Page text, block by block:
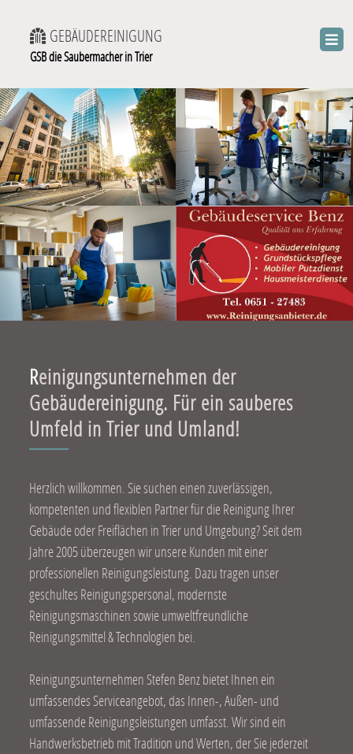
GEBÄUDEREINIGUNG
GSB die Saubermacher in Trier
Reinigungsunternehmen der
Gebäudereinigung. Für ein sauberes
Umfeld in Trier und Umland!
Herzlich willkommen. Sie suchen einen zuverlässigen,
kompetenten und flexiblen Partner für die Reinigung Ihrer
Gebäude oder Freiflächen in Trier und Umgebung? Seit dem
Jahre 2005 überzeugen wir unsere Kunden mit einer
professionellen Reinigungsleistung. Dazu tragen unser
geschultes Reinigungspersonal, modernste
Reinigungsmaschinen sowie umweltfreundliche
Reinigungsmittel & Technologien bei.
Reinigungsunternehmen Stefen Benz bietet Ihnen ein
umfassendes Serviceangebot, das Innen-, Außen- und
umfassende Reinigungsleistungen umfasst. Wir sind ein
Handwerksbetrieb mit Tradition und Werten, der Sie jederzeit